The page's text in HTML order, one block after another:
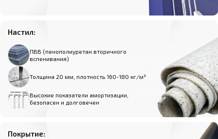
Настил:
ПВВ (пенополиуретан вторичного
вспенивания)
Толщина 20 мм, плотность 160-180 кг/м³
Высокие показатели амортизации,
безопасен и долговечен
Покрытие: